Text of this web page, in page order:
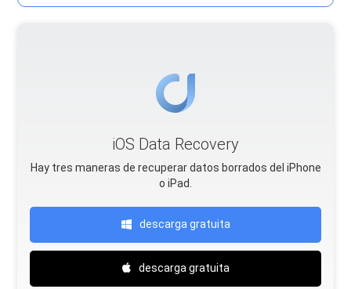
iOS Data Recovery
Hay tres maneras de recuperar datos borrados del iPhone
o iPad.
descarga gratuita
descarga gratuita